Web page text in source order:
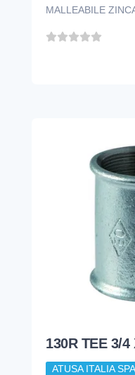
MALLEABILE
130R TEE 3/4
ATUSA ITALIA SPA